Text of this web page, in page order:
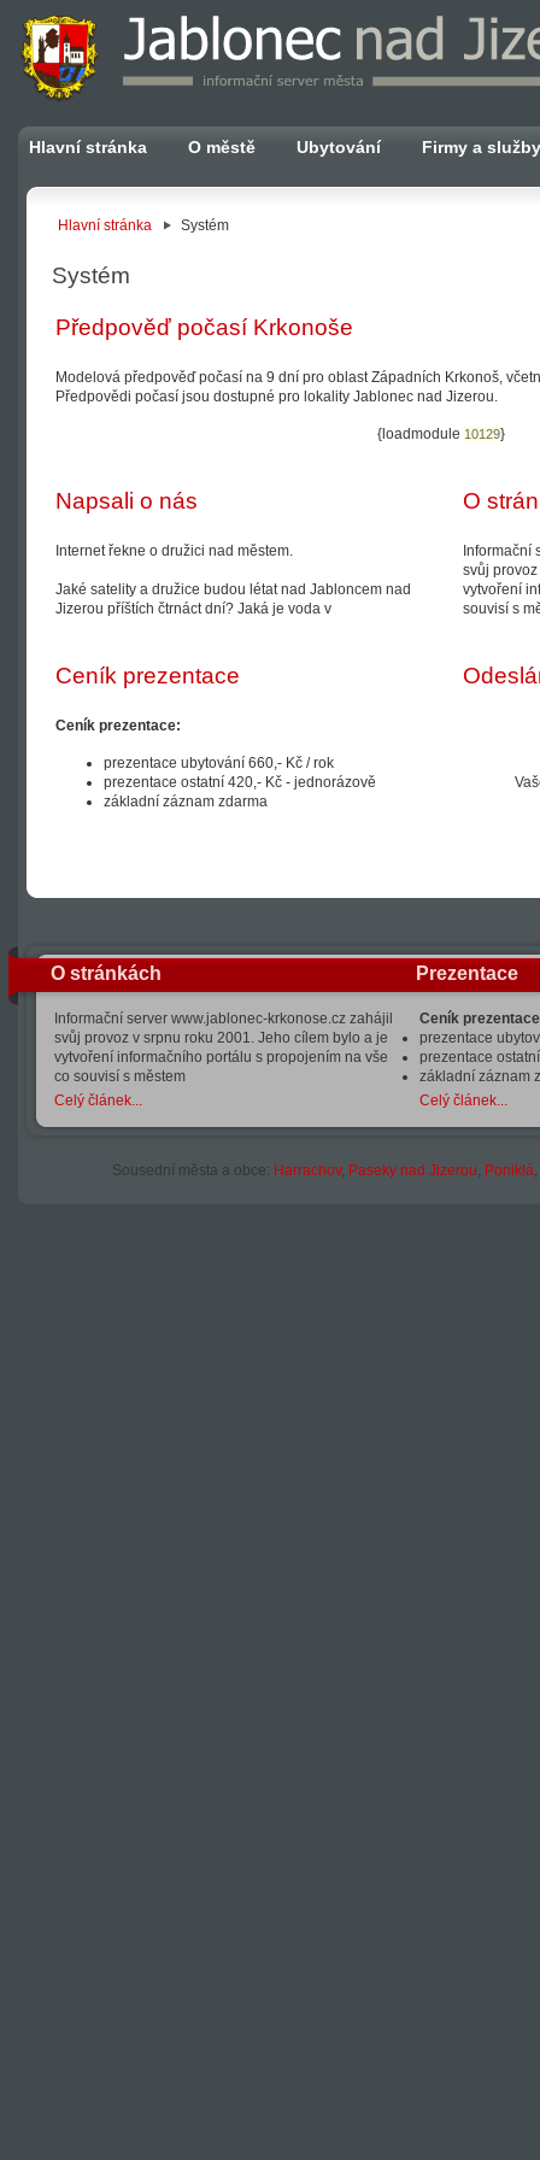
Hlavní stránka O městě Ubytování Firmy a služby
Hlavní stránka Systém
Systém
Předpověď počasí Krkonoše
Modelová předpověď počasí na 9 dní pro oblast Západních Krkonoš,
Předpovědi počasí jsou dostupné pro lokality Jablonec nad Jizerou.
{loadmodule 10129}
Napsali o nás
Internet řekne o družici nad městem.
Jaké satelity a družice budou létat nad Jabloncem nad
Jizerou příštích čtrnáct dní? Jaká je voda v
Ceník prezentace
Ceník prezentace:
prezentace ubytování 660,- Kč / rok
prezentace ostatní 420,- Kč - jednorázově
základní záznam zdarma
O
Informační
svůj
vytvoření
souvisí s
O stránkách
Informační server www.jablonec-krkonose.cz zahájil
svůj provoz v srpnu roku 2001. Jeho cílem bylo a je
vytvoření informačního portálu s propojením na vše
co souvisí s městem
Celý článek...
Prezentace
Ceník
prezentace
prezentace
základní záznam
Celý článek...
Sousední města a obce: Harrachov, Paseky nad Jizerou, Poniklá,